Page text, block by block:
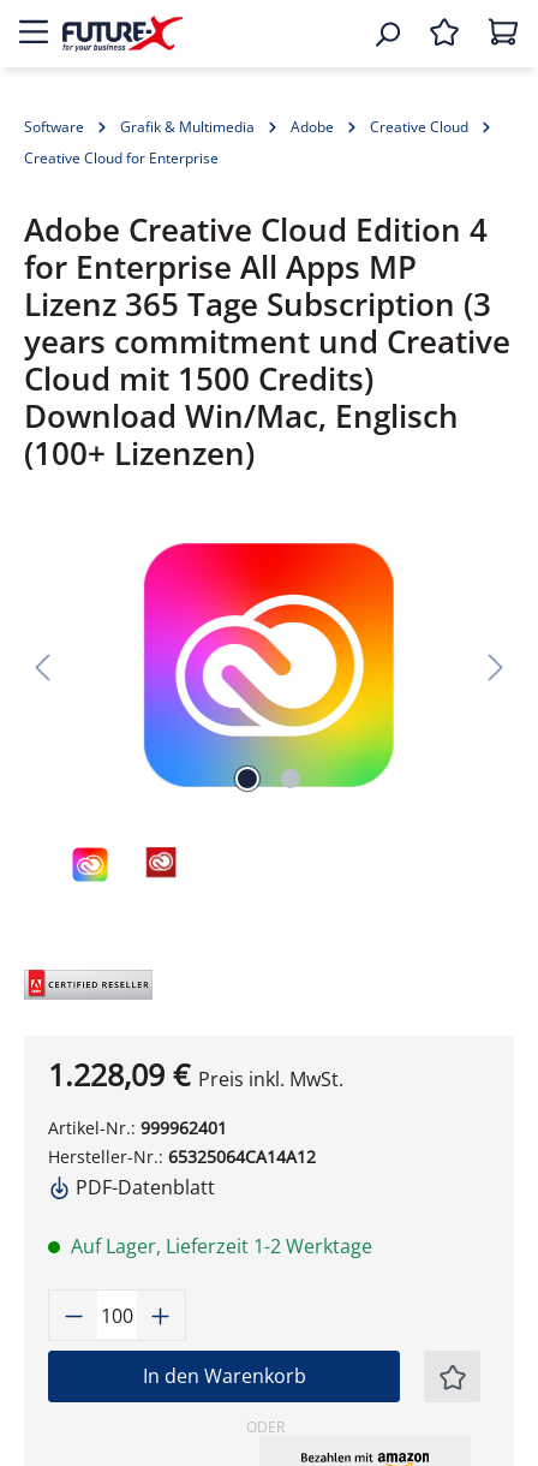
Software Grafik & Multimedia Adobe
Creative Cloud
Creative Cloud for Enterprise
Adobe Creative Cloud Edition 4
for Enterprise All Apps MP
Lizenz 365 Tage Subscription (3
years commitment und Creative
Cloud mit 1500 Credits)
Download Win/Mac, Englisch
(100+ Lizenzen)
Bildergalerie überspringen
1.228,09 € Preis inkl. MwSt.
Artikel-Nr.: 999962401
Hersteller-Nr.: 65325064CA14A12
PDF-Datenblatt
Auf Lager, Lieferzeit 1-2 Werktage
Produkt Anzahl: Gib den
In den Warenkorb
ODER